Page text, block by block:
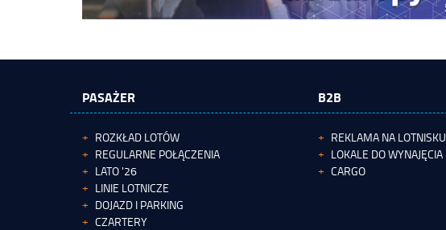
PASAŻER B2B
ROZKŁAD LOTÓW
REGULARNE POŁĄCZENIA
LATO '26
LINIE LOTNICZE
DOJAZD I PARKING
CZARTERY
REKLAMA NA LOTNISKU
LOKALE DO WYNAJĘCIA
CARGO